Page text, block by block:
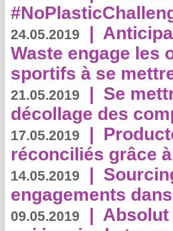
24.05.2019 |
Waste engage les
sportifs à se
21.05.2019 | Se
décollage des
17.05.2019 |
réconciliés grâce
14.05.2019 |
engagements
09.05.2019 | Absolut